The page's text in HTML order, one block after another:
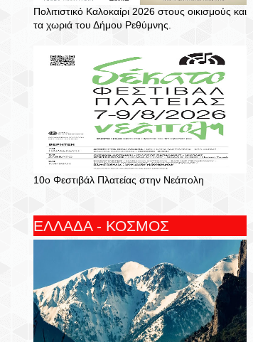
Πολιτιστικό Καλοκαίρι 2026 στους οικισμούς και
τα χωριά του Δήμου Ρεθύμνης.
10ο Φεστιβάλ Πλατείας στην Νεάπολη
ΕΛΛΑΔΑ - ΚΟΣΜΟΣ